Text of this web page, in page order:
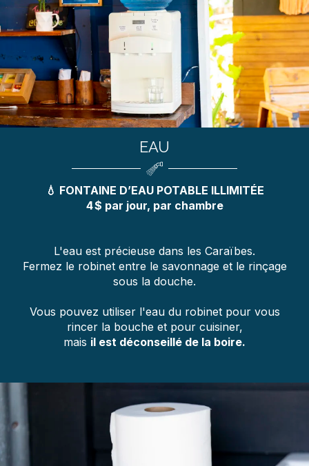
EAU
💧 FONTAINE D’EAU POTABLE ILLIMITÉE
4 $ par jour, par chambre
L'eau est précieuse dans les Caraïbes.
Fermez le robinet entre le savonnage et le rinçage
sous la douche.
Vous pouvez utiliser l'eau du robinet pour vous
rincer la bouche et pour cuisiner,
mais il est déconseillé de la boire.